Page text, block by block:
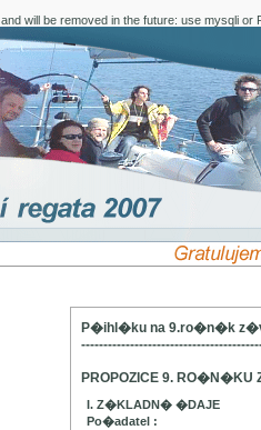
will be removed in the future: use mysqli or
P�ihl�ku na 9.ro�n�k
PROPOZICE 9. RO�N�KU
I. Z�KLADN� �DAJE
Po�adatel :